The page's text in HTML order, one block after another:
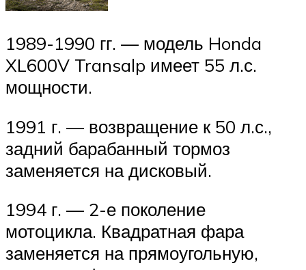
1989-1990 гг. — модель Honda
XL600V Transalp имеет 55 л.с.
мощности.
1991 г. — возвращение к 50 л.с.,
задний барабанный тормоз
заменяется на дисковый.
1994 г. — 2-е поколение
мотоцикла. Квадратная фара
заменяется на прямоугольную,